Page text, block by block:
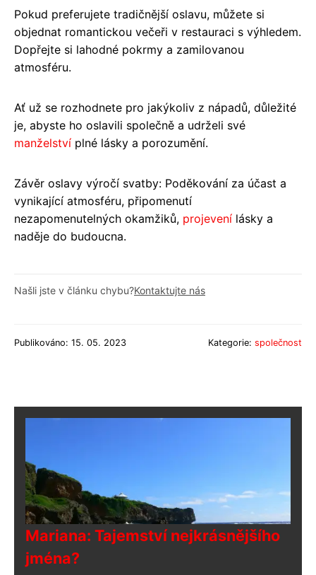
Pokud preferujete tradičnější oslavu, můžete si
objednat romantickou večeři v restauraci s výhledem.
Dopřejte si lahodné pokrmy a zamilovanou
atmosféru.
Ať už se rozhodnete pro jakýkoliv z nápadů, důležité
je, abyste ho oslavili společně a udrželi své
manželství plné lásky a porozumění.
Závěr oslavy výročí svatby: Poděkování za účast a
vynikající atmosféru, připomenutí
nezapomenutelných okamžiků, projevení lásky a
naděje do budoucna.
Našli jste v článku chybu?Kontaktujte nás
Publikováno: 15. 05. 2023 Kategorie: společnost
Mariana: Tajemství nejkrásnějšího
jména?